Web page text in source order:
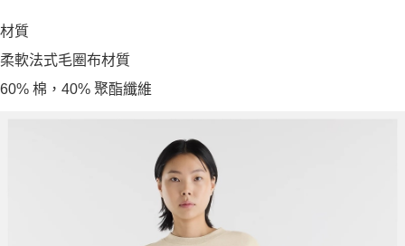
材質
柔軟法式毛圈布材質
60% 棉，40% 聚酯纖維